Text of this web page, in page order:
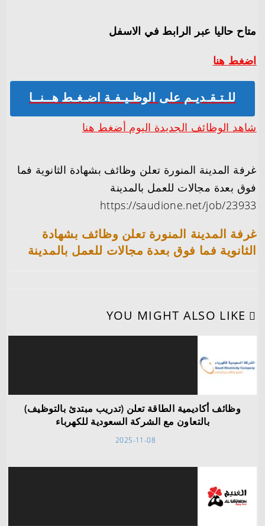
متاح حاليا عبر الرابط في الاسفل
اضغط هنا
للـتـقـديـم على الوظـيـفـة اضـغـط هــنــا
شاهد الوظائف الجديدة اليوم أضغط هنا
غرفة المدينة المنورة تعلن وظائف بشهادة الثانوية فما
فوق بعدة مجالات للعمل بالمدينة
https://saudione.net/job/23933
غرفة المدينة المنورة تعلن وظائف بشهادة
الثانوية فما فوق بعدة مجالات للعمل بالمدينة
YOU MIGHT ALSO LIKE
وظائف أكاديمية الطاقة تعلن (تدريب مبتدئ بالتوظيف)
بالتعاون مع الشركة السعودية للكهرباء
2025-11-08